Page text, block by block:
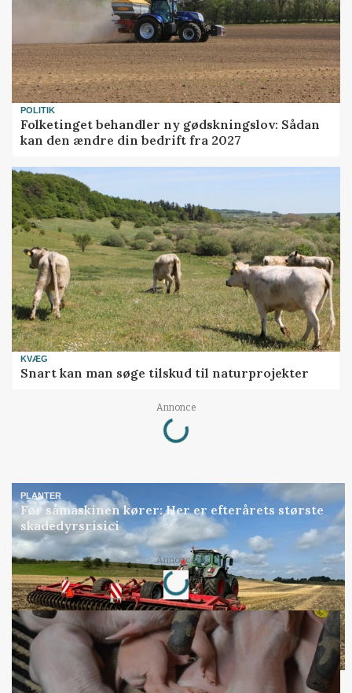
POLITIK
Folketinget behandler ny gødskningslov: Sådan
kan den ændre din bedrift fra 2027
KVÆG
Snart kan man søge tilskud til naturprojekter
Annonce
Loading...
PLANTER
Før såmaskinen kører: Her er efterårets største
skadedyrsrisici
Annonce
Loading...